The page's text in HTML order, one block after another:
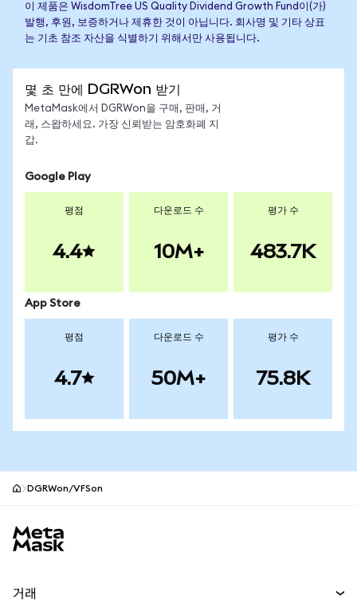
이 제품은 WisdomTree US Quality Dividend Growth Fund이(가)
발행, 후원, 보증하거나 제휴한 것이 아닙니다. 회사명 및 기타 상표
는 기초 참조 자산을 식별하기 위해서만 사용됩니다.
몇 초 만에 DGRWon 받기
MetaMask에서 DGRWon을 구매, 판매, 거
래, 스왑하세요. 가장 신뢰받는 암호화폐 지
갑.
Google Play
평점
4.4
다운로드 수
10M+
평가 수
483.7K
App Store
평점
4.7
다운로드 수
50M+
평가 수
75.8K
DGRWon/VFSon
거래